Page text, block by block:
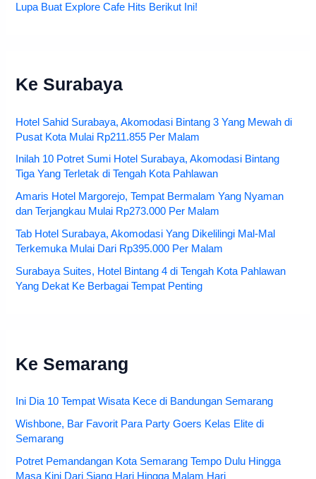
Lupa Buat Explore Cafe Hits Berikut Ini!
Ke Surabaya
Hotel Sahid Surabaya, Akomodasi Bintang 3 Yang Mewah di
Pusat Kota Mulai Rp211.855 Per Malam
Inilah 10 Potret Sumi Hotel Surabaya, Akomodasi Bintang
Tiga Yang Terletak di Tengah Kota Pahlawan
Amaris Hotel Margorejo, Tempat Bermalam Yang Nyaman
dan Terjangkau Mulai Rp273.000 Per Malam
Tab Hotel Surabaya, Akomodasi Yang Dikelilingi Mal-Mal
Terkemuka Mulai Dari Rp395.000 Per Malam
Surabaya Suites, Hotel Bintang 4 di Tengah Kota Pahlawan
Yang Dekat Ke Berbagai Tempat Penting
Ke Semarang
Ini Dia 10 Tempat Wisata Kece di Bandungan Semarang
Wishbone, Bar Favorit Para Party Goers Kelas Elite di
Semarang
Potret Pemandangan Kota Semarang Tempo Dulu Hingga
Masa Kini Dari Siang Hari Hingga Malam Hari